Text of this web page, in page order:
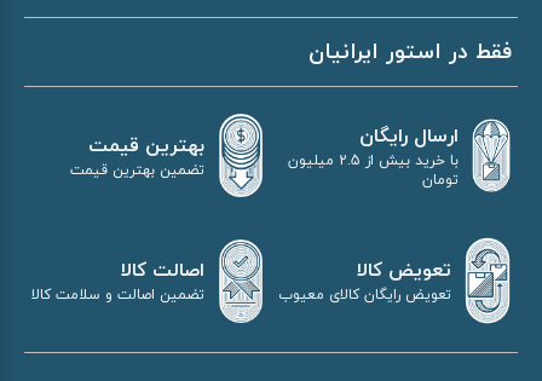
فقط در استور ایرانیان
ارسال رایگان
با خرید بیش از 2.5 میلیون
تومان
بهترین قیمت
تضمین بهترین قیمت
تعویض کالا
تعویض رایگان کالای معیوب
اصالت کالا
تضمین اصالت و سلامت کالا